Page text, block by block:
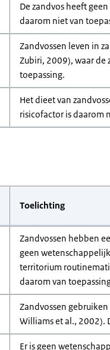
De zandvos heeft
daarom niet van
Zandvossen leven in
Zubiri, 2009), waar de
toepassing.
Het dieet van
risicofactor is daarom
Toelichting
Zandvossen hebben
geen
territorium
daarom van
Zandvossen
Williams et al., 2002).
Er is geen